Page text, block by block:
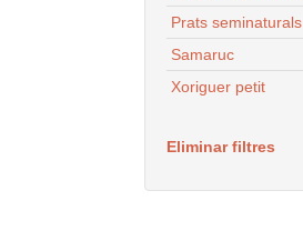
Prats seminaturals
Samaruc
Xoriguer petit
Eliminar filtres